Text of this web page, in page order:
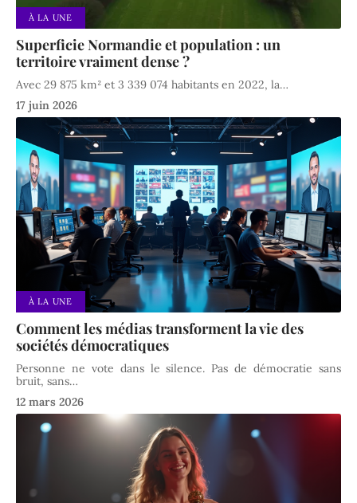
À LA UNE
Superficie Normandie et population : un
territoire vraiment dense ?
Avec 29 875 km² et 3 339 074 habitants en 2022, la…
17 juin 2026
À LA UNE
Comment les médias transforment la vie des
sociétés démocratiques
Personne ne vote dans le silence. Pas de démocratie sans
bruit, sans…
12 mars 2026